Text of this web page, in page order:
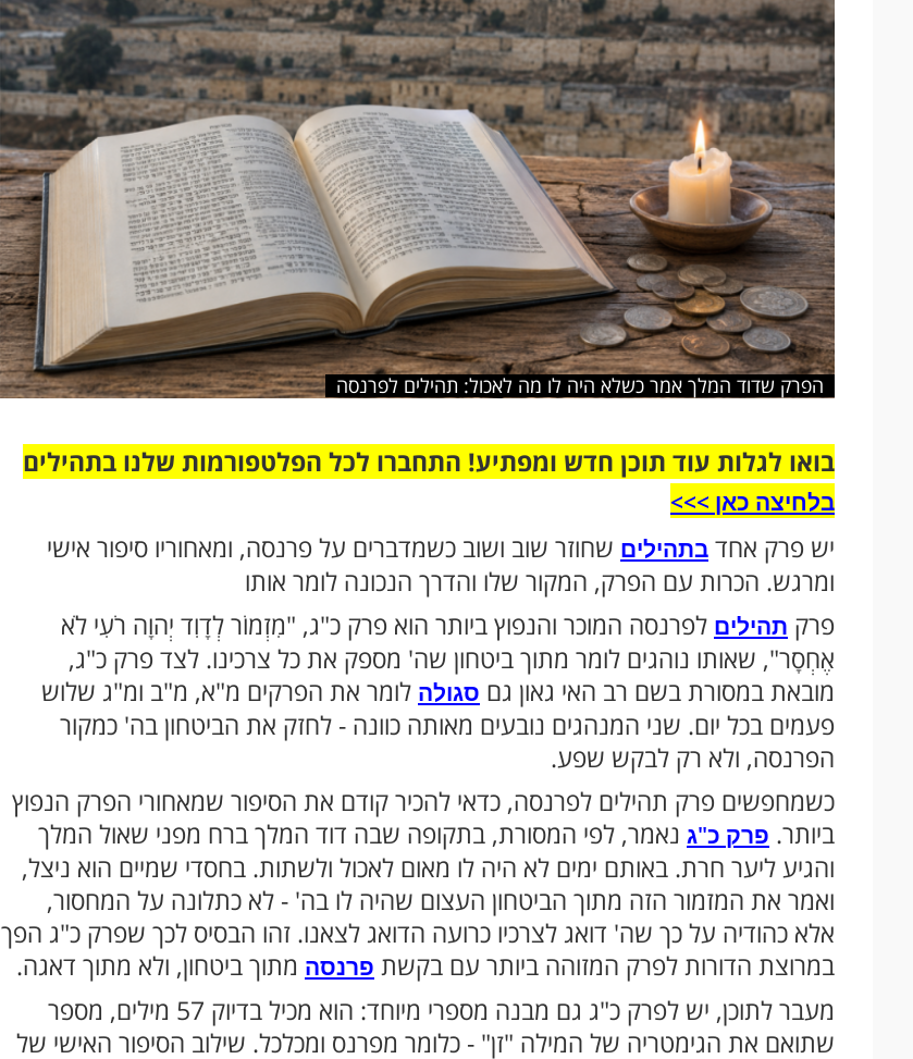
הפרק שדוד המלך אמר כשלא היה לו מה לאכול: תהילים לפרנסה
בואו לגלות עוד תוכן חדש ומפתיע! התחברו לכל הפלטפורמות שלנו בתהילים
בלחיצה כאן >>>​
יש פרק אחד בתהילים שחוזר שוב ושוב כשמדברים על פרנסה, ומאחוריו סיפור אישי
ומרגש. הכרות עם הפרק, המקור שלו והדרך הנכונה לומר אותו
פרק תהילים לפרנסה המוכר והנפוץ ביותר הוא פרק כ"ג, "מִזְמוֹר לְדָוִד יְהוָה רֹעִי לֹא
אֶחְסָר", שאותו נוהגים לומר מתוך ביטחון שה' מספק את כל צרכינו. לצד פרק כ"ג,
מובאת במסורת בשם רב האי גאון גם סגולה לומר את הפרקים מ"א, מ"ב ומ"ג שלוש
פעמים בכל יום. שני המנהגים נובעים מאותה כוונה - לחזק את הביטחון בה' כמקור
הפרנסה, ולא רק לבקש שפע.
כשמחפשים פרק תהילים לפרנסה, כדאי להכיר קודם את הסיפור שמאחורי הפרק הנפוץ
ביותר. פרק כ"ג נאמר, לפי המסורת, בתקופה שבה דוד המלך ברח מפני שאול המלך
והגיע ליער חרת. באותם ימים לא היה לו מאום לאכול ולשתות. בחסדי שמיים הוא ניצל,
ואמר את המזמור הזה מתוך הביטחון העצום שהיה לו בה' - לא כתלונה על המחסור,
אלא כהודיה על כך שה' דואג לצרכיו כרועה הדואג לצאנו. זהו הבסיס לכך שפרק כ"ג הפך
במרוצת הדורות לפרק המזוהה ביותר עם בקשת פרנסה מתוך ביטחון, ולא מתוך דאגה.
מעבר לתוכן, יש לפרק כ"ג גם מבנה מספרי מיוחד: הוא מכיל בדיוק 57 מילים, מספר
שתואם את הגימטריה של המילה "זן" - כלומר מפרנס ומכלכל. שילוב הסיפור האישי של